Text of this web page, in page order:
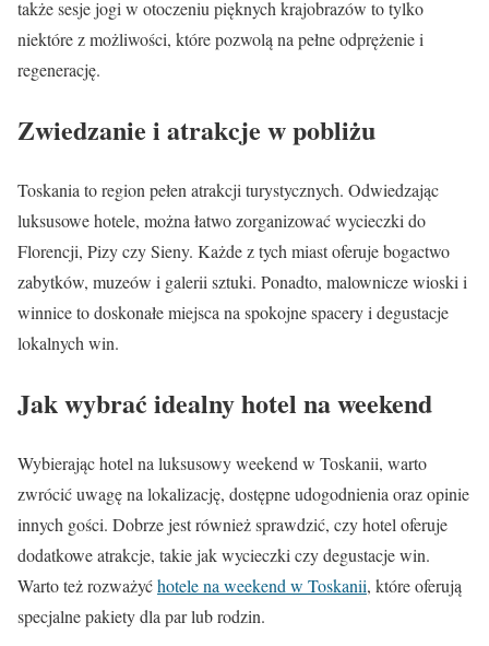
także sesje jogi w otoczeniu pięknych krajobrazów to tylko
niektóre z możliwości, które pozwolą na pełne odprężenie i
regenerację.
Zwiedzanie i atrakcje w pobliżu
Toskania to region pełen atrakcji turystycznych. Odwiedzając
luksusowe hotele, można łatwo zorganizować wycieczki do
Florencji, Pizy czy Sieny. Każde z tych miast oferuje bogactwo
zabytków, muzeów i galerii sztuki. Ponadto, malownicze wioski i
winnice to doskonałe miejsca na spokojne spacery i degustacje
lokalnych win.
Jak wybrać idealny hotel na weekend
Wybierając hotel na luksusowy weekend w Toskanii, warto
zwrócić uwagę na lokalizację, dostępne udogodnienia oraz opinie
innych gości. Dobrze jest również sprawdzić, czy hotel oferuje
dodatkowe atrakcje, takie jak wycieczki czy degustacje win.
Warto też rozważyćhotele na weekend w Toskanii, które oferują
specjalne pakiety dla par lub rodzin.